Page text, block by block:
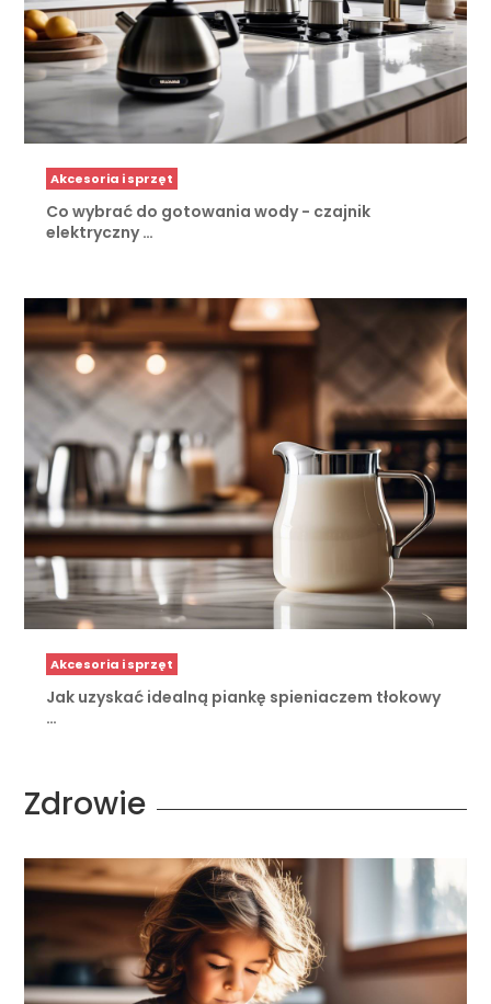
Akcesoria i sprzęt
Co wybrać do gotowania wody - czajnik
elektryczny …
Akcesoria i sprzęt
Jak uzyskać idealną piankę spieniaczem tłokowy
…
Zdrowie